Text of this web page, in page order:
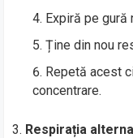
Expiră pe gură
Ține din nou
Repetă acest
concentrare.
Respirația